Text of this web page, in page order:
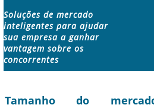
Soluções de mercado
inteligentes para ajudar
sua empresa a ganhar
vantagem sobre os
concorrentes
Tamanho do